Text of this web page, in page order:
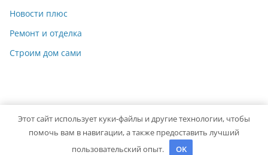
Новости плюс
Ремонт и отделка
Строим дом сами
Copyright © 2026 Идеальный ремонт. Powered byColorMag
Этот сайт использует куки-файлы и другие технологии, чтобы
помочь вам в навигации, а также предоставить лучший
пользовательский опыт.
OK